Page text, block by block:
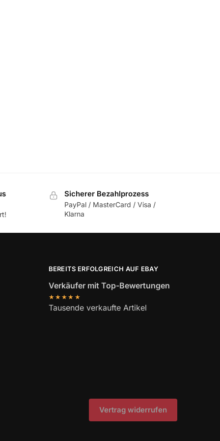
Sicherer Bezahlprozess
PayPal / MasterCard / Visa /
Klarna
BEREITS ERFOLGREICH AUF EBAY
Verkäufer mit Top-Bewertungen
★★★★★
Tausende verkaufte Artikel
Vertrag widerrufen